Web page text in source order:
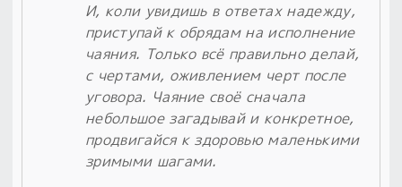
И, коли увидишь в ответах надежду,
приступай к обрядам на исполнение
чаяния. Только всё правильно делай,
с чертами, оживлением черт после
уговора. Чаяние своё сначала
небольшое загадывай и конкретное,
продвигайся к здоровью маленькими
зримыми шагами.